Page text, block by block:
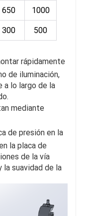
650 1000
300
500
rápidamente
de iluminación,
a lo largo de la
mediante
de presión en la
la placa de
de la vía
la suavidad de la